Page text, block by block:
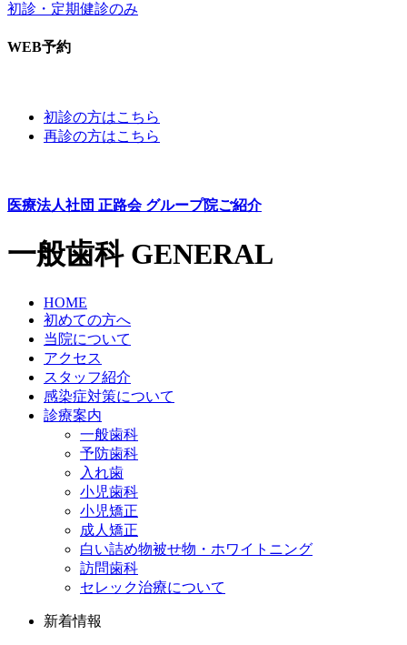
初診・定期健診のみ
WEB予約
初診の方はこちら
再診の方はこちら
医療法人社団 正路会 グループ院ご紹介
一般歯科 GENERAL
HOME
初めての方へ
当院について
アクセス
スタッフ紹介
感染症対策について
診療案内
一般歯科
予防歯科
入れ歯
小児歯科
小児矯正
成人矯正
白い詰め物被せ物・ホワイトニング
訪問歯科
セレック治療について
新着情報